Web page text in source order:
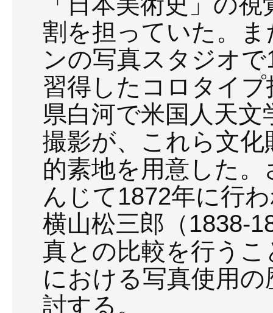
割を担っていた。
ンの写真スタジオ
習得したコロタイ
県白河で米国人天
撮影が、これら文
的素地を用意した
んじて1872年に行
横山松三郎（1838-
真との比較を行う
における写真使用
討する。